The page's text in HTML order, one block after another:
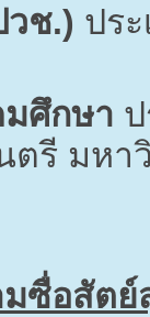
ช.) ปร
มศึกษา
รี มหา
ซื่อสัตย์